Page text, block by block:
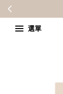
選單